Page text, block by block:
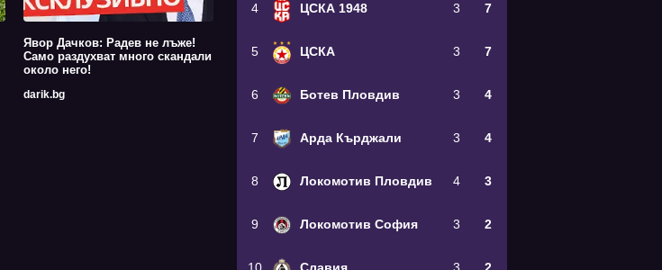
Явор Дачков: Радев не лъже!
Само раздухват много скандали
около него!
darik.bg
4 ЦСКА 1948 3 7
5 ЦСКА 3 7
6 Ботев Пловдив 3 4
7 Арда Кърджали 3 4
8 Локомотив Пловдив 4 3
9 Локомотив София 3 2